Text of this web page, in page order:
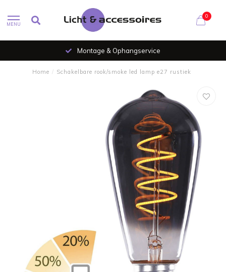
MENU
0
Montage & Ophangservice
Home / Schakelbare rook/smoke led lamp e27 rustiek